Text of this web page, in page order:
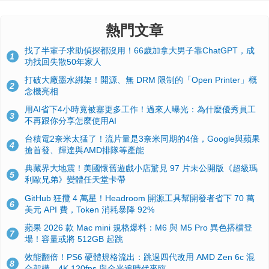
熱門文章
1
找了半輩子求助偵探都沒用！66歲加拿大男子靠ChatGPT，成
功找回失散50年家人
2
打破大廠墨水綁架！開源、無 DRM 限制的「Open Printer」概
念機亮相
3
用AI省下4小時竟被塞更多工作！過來人曝光：為什麼優秀員工
不再跟你分享怎麼使用AI
4
台積電2奈米太猛了！流片量是3奈米同期的4倍，Google與蘋果
搶首發、輝達與AMD排隊等產能
5
典藏界大地震！美國懷舊遊戲小店驚見 97 片未公開版《超級瑪
利歐兄弟》變體任天堂卡帶
6
GitHub 狂攬 4 萬星！Headroom 開源工具幫開發者省下 70 萬
美元 API 費，Token 消耗暴降 92%
7
蘋果 2026 款 Mac mini 規格爆料：M6 與 M5 Pro 異色搭檔登
場！容量或將 512GB 起跳
8
效能翻倍！PS6 硬體規格流出：跳過四代改用 AMD Zen 6c 混